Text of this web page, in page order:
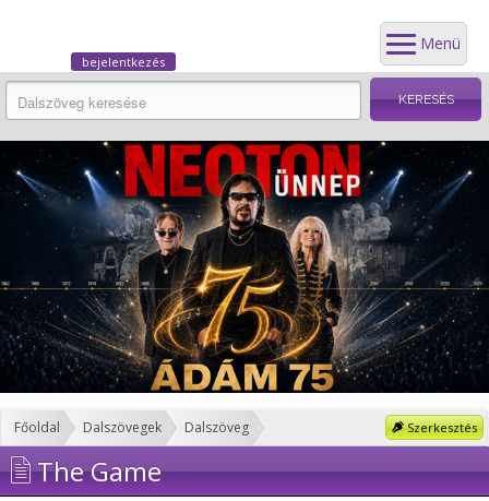
Menü
bejelentkezés
Szerkesztés
Főoldal Dalszövegek Dalszöveg
The Game